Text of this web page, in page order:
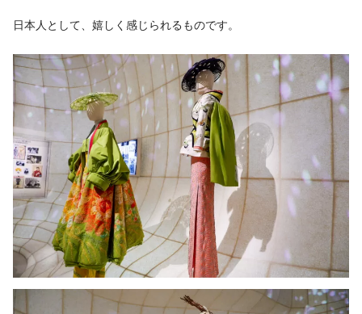
日本人として、嬉しく感じられるものです。